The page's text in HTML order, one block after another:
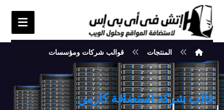
المنتجات قوالب شركات ومؤسسات
قالب شركة استضافة كارمن